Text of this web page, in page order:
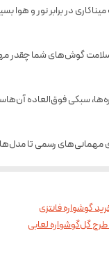
در برابر نور و
گوش‌های شما چقدر مهم
سبکی فوق‌العاده
رسمی تا مدل‌های
گوشواره فانتزی
طرح گلگوشواره لعابی